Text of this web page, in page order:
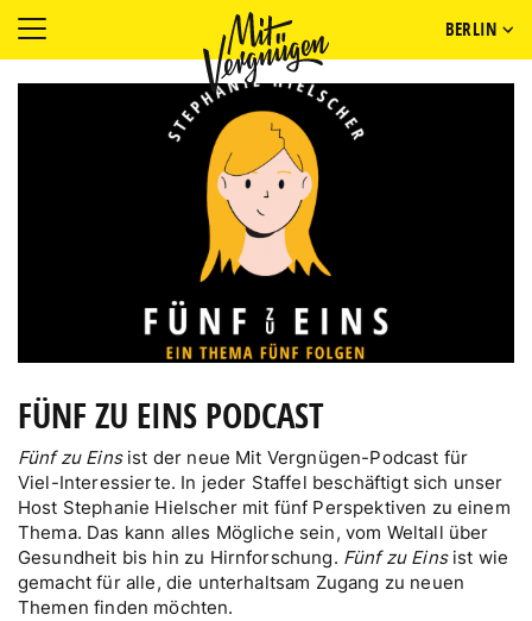
BERLIN
FÜNF ZU EINS PODCAST
Fünf zu Einsist der neue Mit Vergnügen-Podcast für
Viel-Interessierte. In jeder Staffel beschäftigt sich unser
Host Stephanie Hielscher mit fünf Perspektiven zu einem
Thema. Das kann alles Mögliche sein, vom Weltall über
Gesundheit bis hin zu Hirnforschung. Fünf zu Einsist wie
gemacht füralle, die unterhaltsam Zugang zu neuen
Themen finden möchten.